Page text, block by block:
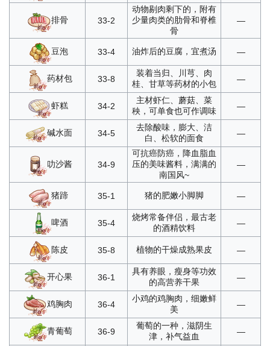
排骨 33-2
动物剔肉剩下的，附有
少量肉类的肋骨和脊椎
骨
—
豆泡 33-4 油炸后的豆腐，宜煮汤 —
药材包 33-8
装着当归、川芎、肉
桂、甘草等药材的小包
—
虾糕 34-2
主材虾仁、蘑菇、菜
秧，可单食也可作调味
—
碱水面 34-5
去除酸味，膨大、洁
白、松软的面食
—
叻沙酱 34-9
可抗癌防癌，降血脂血
压的美味酱料，满满的
南国风~
—
猪蹄 35-1 猪的肥嫩小脚脚 —
啤酒 35-4
烧烤常备伴侣，最古老
的酒精饮料
—
陈皮 35-8 植物的干燥成熟果皮 —
开心果 36-1
具有养眼，瘦身等功效
的高营养干果
—
鸡胸肉 36-4
小鸡的鸡胸肉，细嫩鲜
美
—
青葡萄 36-9
葡萄的一种，滋阴生
津，补气益血
—